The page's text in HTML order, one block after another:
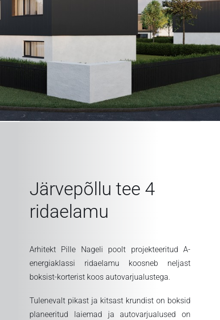
Järvepõllu tee 4
ridaelamu
Arhitekt Pille Nageli poolt projekteeritud A-
energiaklassi ridaelamu koosneb neljast
boksist-korterist koos autovarjualustega.
Tulenevalt pikast ja kitsast krundist on boksid
planeeritud laiemad ja autovarjualused on